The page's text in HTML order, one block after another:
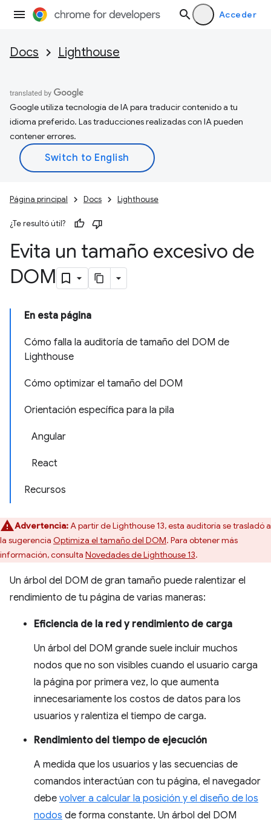
Acceder
Docs Lighthouse
Google utiliza tecnología de IA para traducir contenido a tu
idioma preferido. Las traducciones realizadas con IA pueden
contener errores.
Página principal Docs Lighthouse
¿Te resultó útil?
Evita un tamaño excesivo de
DOM
En esta página
Cómo falla la auditoría de tamaño del DOM de
Lighthouse
Cómo optimizar el tamaño del DOM
Orientación específica para la pila
Angular
React
Recursos
Advertencia:A partir de Lighthouse 13, esta auditoría se trasladó a
la sugerencia Optimiza el tamaño del DOM. Para obtener más
información, consulta Novedades de Lighthouse 13.
Un árbol del DOM de gran tamaño puede ralentizar el
rendimiento de tu página de varias maneras:
Eficiencia de la red y rendimiento de carga
Un árbol del DOM grande suele incluir muchos
nodos que no son visibles cuando el usuario carga
la página por primera vez, lo que aumenta
innecesariamente los costos de datos para los
usuarios y ralentiza el tiempo de carga.
Rendimiento del tiempo de ejecución
A medida que los usuarios y las secuencias de
comandos interactúan con tu página, el navegador
debe volver a calcular la posición y el diseño de los
nodos de forma constante. Un árbol del DOM